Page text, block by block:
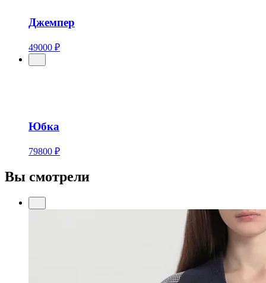
Джемпер
49000 ₽
Юбка
79800 ₽
Вы смотрели